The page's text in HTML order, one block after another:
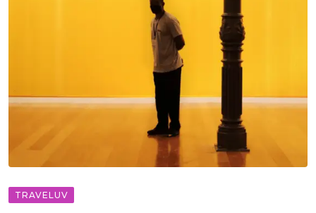
TRAVELUV